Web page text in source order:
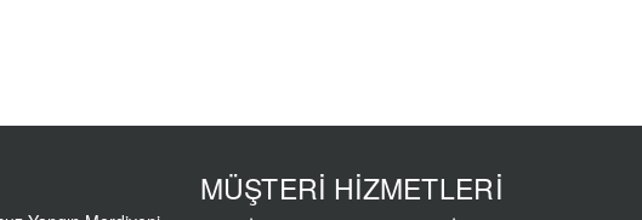
MÜŞTERİ HİZMETLERİ